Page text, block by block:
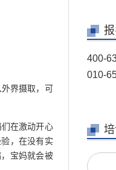
界摄取，可
在激动开心
，在没有实
宝妈就会被
400-
010-